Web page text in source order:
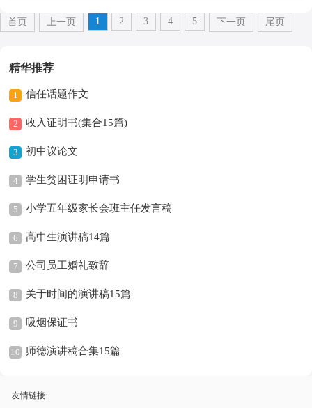
首页 上一页 1 2 3 4 5 下一页 尾页
精华推荐
1 信任话题作文
2 收入证明书(集合15篇)
3 初中议论文
4 学生贫困证明申请书
5 小学五年级家长会班主任发言稿
6 高中生演讲稿14篇
7 公司员工婚礼致辞
8 关于时间的演讲稿15篇
9 吸烟保证书
10 师德演讲稿合集15篇
友情链接: